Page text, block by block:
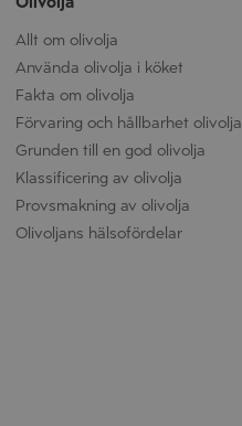
Allt om olivolja
Använda olivolja i köket
Fakta om olivolja
Förvaring och hållbarhet olivolja
Grunden till en god olivolja
Klassificering av olivolja
Provsmakning av olivolja
Olivoljans hälsofördelar